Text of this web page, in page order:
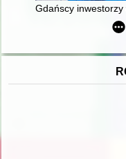
Gdańscy